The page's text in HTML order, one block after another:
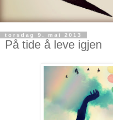
torsdag 9. mai 2013
På tide å leve igjen